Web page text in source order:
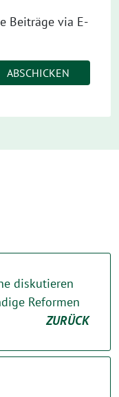
Beiträge via E-
diskutieren
Reformen
ZURÜCK